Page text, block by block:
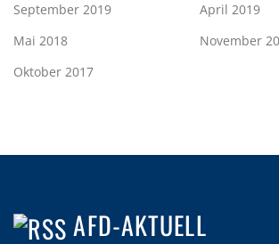
September 2019
April 2019
Mai 2018
November
Oktober 2017
AFD-AKTUELL